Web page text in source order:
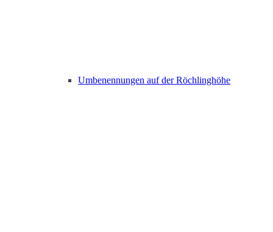
Umbenennungen auf der Röchlinghöhe